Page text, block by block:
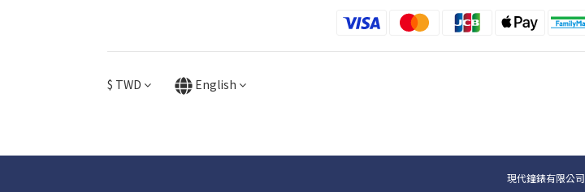
$ TWD English
現代鐘錶有限公司